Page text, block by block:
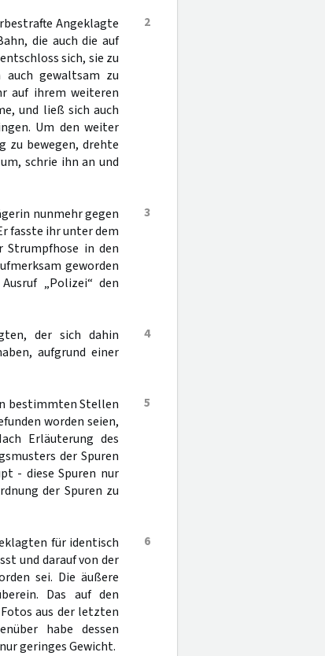
2
Angeklagte
die auch die auf
sich, sie zu
gewaltsam zu
auf ihrem weiteren
und ließ sich auch
Um den weiter
zu bewegen, drehte
schrie ihn an und
3
nunmehr gegen
fasste ihr unter dem
Strumpfhose in den
geworden
„Polizei“ den
4
der sich dahin
aufgrund einer
5
bestimmten Stellen
worden seien,
Erläuterung des
der Spuren
- diese Spuren nur
der Spuren zu
6
für identisch
und darauf von der
sei. Die äußere
Das auf den
aus der letzten
habe dessen
geringes Gewicht.